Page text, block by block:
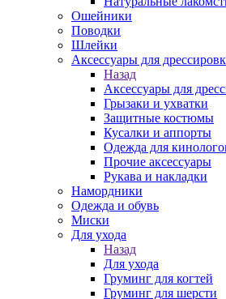
Ошейники
Поводки
Шлейки
Аксессуары для
Назад
Аксессуары для
Грызаки и ухватки
Защитные костюмы
Кусалки и аппорты
Одежда для
Прочие аксессуары
Рукава и накладки
Намордники
Одежда и обувь
Миски
Для ухода
Назад
Для ухода
Груминг для когтей
Груминг для шерсти